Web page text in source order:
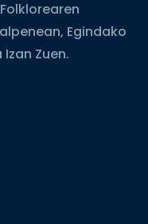
Egindako
Zuen.